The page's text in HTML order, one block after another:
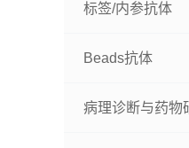
标签/内参抗体
Beads抗体
病理诊断与药物